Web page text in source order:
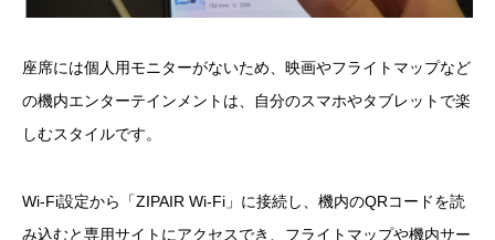
座席には個人用モニターがないため、映画やフライトマップなど
の機内エンターテインメントは、自分のスマホやタブレットで楽
しむスタイルです。
Wi-Fi設定から「ZIPAIR Wi-Fi」に接続し、機内のQRコードを読
み込むと専用サイトにアクセスでき、フライトマップや機内サー